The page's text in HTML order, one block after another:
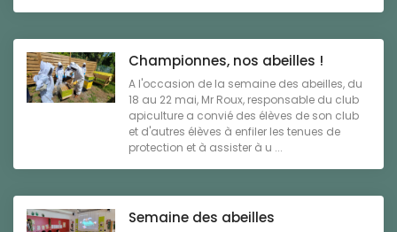
Championnes, nos abeilles !
A l'occasion de la semaine des abeilles, du
18 au 22 mai, Mr Roux, responsable du club
apiculture a convié des élèves de son club
et d'autres élèves à enfiler les tenues de
protection et à assister à u ...
Semaine des abeilles